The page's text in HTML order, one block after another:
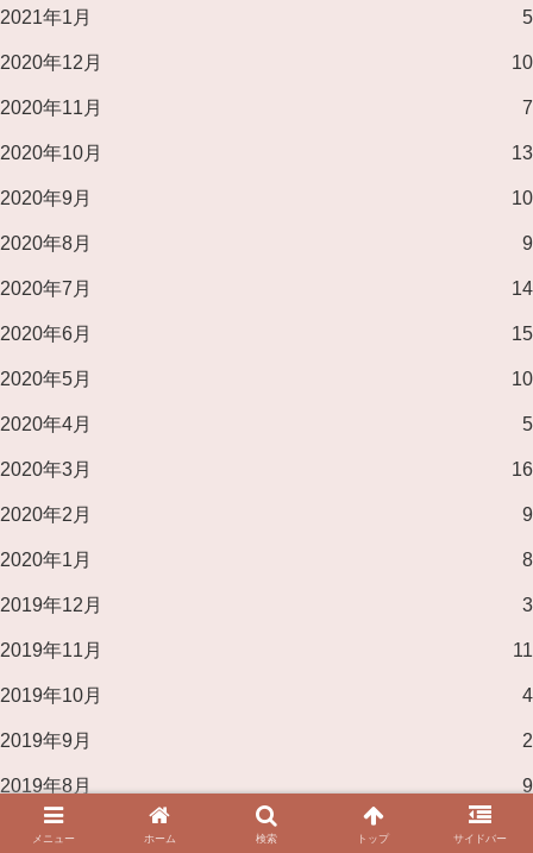
2021年1月 5
2020年12月 10
2020年11月 7
2020年10月 13
2020年9月 10
2020年8月 9
2020年7月 14
2020年6月 15
2020年5月 10
2020年4月 5
2020年3月 16
2020年2月 9
2020年1月 8
2019年12月 3
2019年11月 11
2019年10月 4
2019年9月 2
2019年8月 9
2019年7月
メニュー ホーム 検索 トップ サイドバー